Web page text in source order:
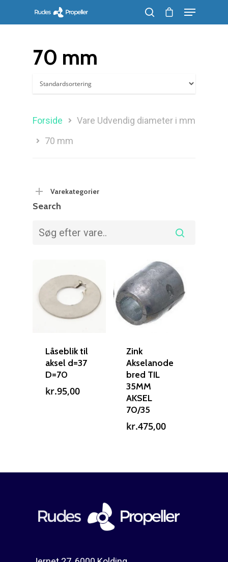
Søg efter et produkt, og tryk på enter
70 mm
Forside
Vare Udvendig diameter i mm
70 mm
Varekategorier
Search
Låseblik til
aksel d=37
D=70
kr.95,00
Zink
Akselanode
bred TIL
35MM
AKSEL
70/35
kr.475,00
Før / efter
Aksler i tommer
Shop